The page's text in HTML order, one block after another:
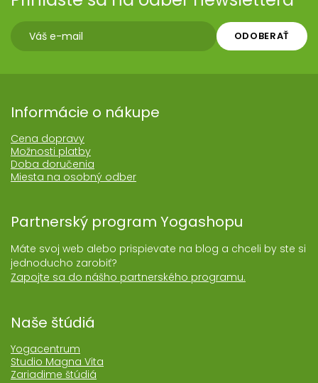
ODOBERAŤ
Informácie o nákupe
Cena dopravy
Možnosti platby
Doba doručenia
Miesta na osobný odber
Partnerský program Yogashopu
Máte svoj web alebo prispievate na blog a chceli by ste si
jednoducho zarobiť?
Zapojte sa do nášho partnerského programu.
Naše štúdiá
Yogacentrum
Studio Magna Vita
Zariadime štúdiá